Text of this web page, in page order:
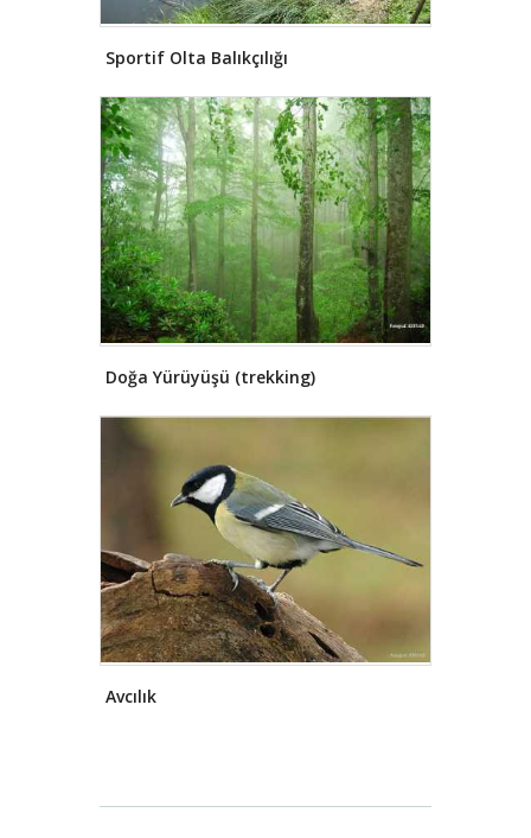
Sportif Olta Balıkçılığı
Doğa Yürüyüşü (trekking)
Avcılık